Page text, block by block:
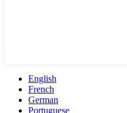
English
French
German
Portuguese